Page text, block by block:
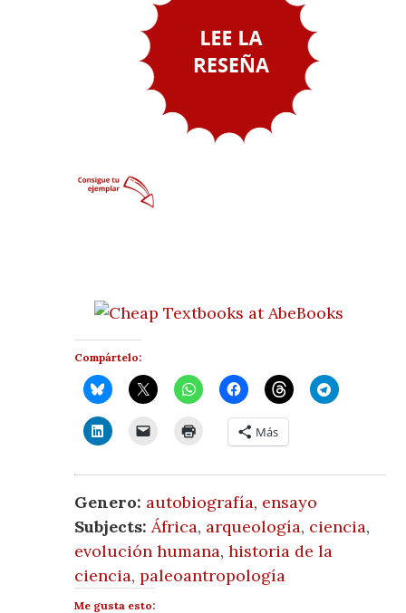
Compártelo:
Más
Genero: autobiografía, ensayo
Subjects: África, arqueología, ciencia,
evolución humana,historia de la
ciencia,paleoantropología
Me gusta esto: